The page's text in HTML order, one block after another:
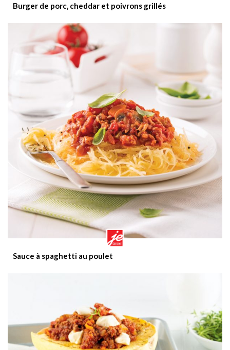
Burger de porc, cheddar et poivrons grillés
Sauce à spaghetti au poulet